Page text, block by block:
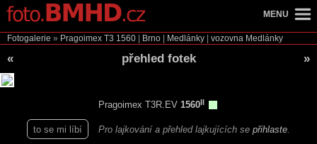
Fotogalerie » Pragoimex T3 1560 Brno Medlánky vozovna Medlánky
« přehled fotek »
Pragoimex T3R.EV 1560
to se mi líbí Pro lajkování a přehled lajkujících se přihlaste
MENU